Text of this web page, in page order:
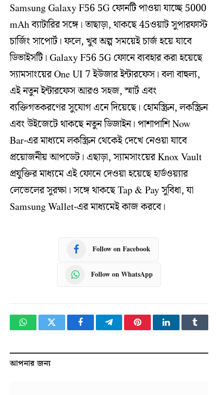
Samsung Galaxy F56 5G ফোনটি পাওয়া যাচ্ছে 5000
mAh ব্যাটারির সঙ্গে। তাছাড়া, থাকছে 45ওয়াট সুপারফাস্ট
চার্জিং সাপোর্ট। ফলে, খুব অল্প সময়েই চার্জ হয়ে যাবে
ডিভাইসটি। Galaxy F56 5G ফোনে ব্যবহার করা হয়েছে
স্যামসাংয়ের One UI 7 ইউজার ইন্টারফেস। বলা বাহুল্য,
এই নতুন ইন্টারফেস আরও সহজ, স্মার্ট এবং
ব্যক্তিগতকরণের সুযোগ এনে দিয়েছে। হোমস্ক্রিন, লকস্ক্রিন
এবং উইজেটে থাকছে নতুন ডিজাইন। পাশাপাশি Now
Bar-এর মাধ্যমে লকস্ক্রিন থেকেই দেখে নেওয়া যাবে
প্রয়োজনীয় আপডেট। এছাড়া, স্যামসাংয়ের Knox Vault
প্রযুক্তির মাধ্যমে এই ফোনে দেওয়া হয়েছে হার্ডওয়্যার
লেভেলের সুরক্ষা। সঙ্গে থাকছে Tap & Pay সুবিধা, যা
Samsung Wallet-এর মাধ্যমেই কাজ করবে।
Follow on Facebook
Follow on WhatsApp
WhatsAppTwitter FacebookTelegramPinterestLinkedIn
আপনার জন্য